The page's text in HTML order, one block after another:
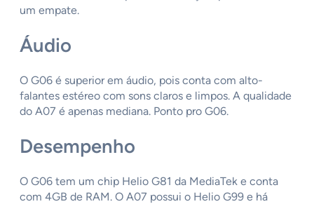
um empate.
Áudio
O G06 é superior em áudio, pois conta com alto-
falantes estéreo com sons claros e limpos. A qualidade
do A07 é apenas mediana. Ponto pro G06.
Desempenho
O G06 tem um chip Helio G81 da MediaTek e conta
com 4GB de RAM. O A07 possui o Helio G99 e há